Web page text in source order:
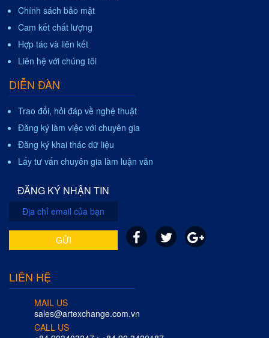
Chính sách bảo mật
Cam kết chất lượng
Hợp tác và liên kết
Liên hệ với chúng tôi
DIỄN ĐÀN
Trao đổi, hỏi đáp về nghệ thuật
Đăng ký làm việc với chuyên gia
Đăng ký khai thác dữ liệu
Lấy tư vấn chuyên gia làm luận văn
ĐĂNG KÝ NHẬN TIN
GỬI
LIÊN HỆ
MAIL US
sales@artexchange.com.vn
CALL US